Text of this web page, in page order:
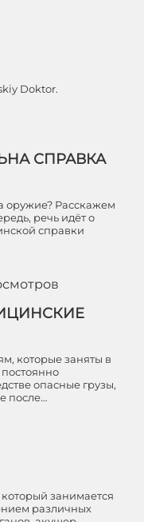
Doktor.
СПРАВКА
оружие? Расскажем
речь идёт о
справки
которые заняты в
опасные грузы,
после…
который занимается
различных